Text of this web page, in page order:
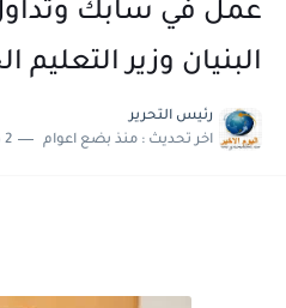
عمل في سابك
البنيان وزير التعليم
رئيس التحرير
اخر تحديث : منذ بضع اعوام 2 دقائق للقراءة